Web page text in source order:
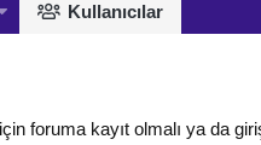
Kullanıcılar
foruma kayıt olmalı ya da